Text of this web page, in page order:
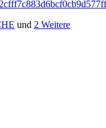
und 2 Weitere